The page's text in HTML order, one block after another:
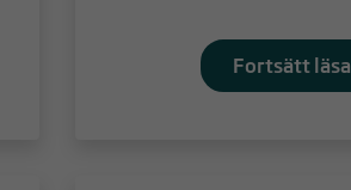
Fortsätt läsa